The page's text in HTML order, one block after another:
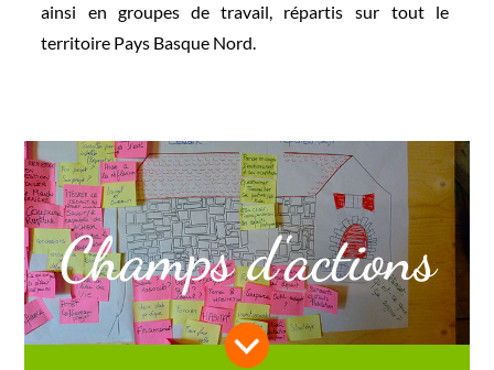
ainsi en groupes de travail, répartis sur tout le
territoire Pays Basque Nord.
Champs d'actions